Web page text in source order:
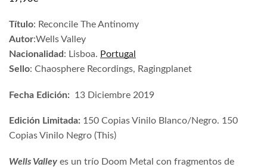
Título: Reconcile The Antinomy
Autor:Wells Valley
Nacionalidad : Lisboa. Portugal
Sello: Chaosphere Recordings, Ragingplanet
Fecha Edición: 13 Diciembre 2019
Edición Limitada: 150 Copias Vinilo Blanco/Negro. 150
Copias Vinilo Negro (This)
Wells Valley es un trío Doom Metal con fragmentos de